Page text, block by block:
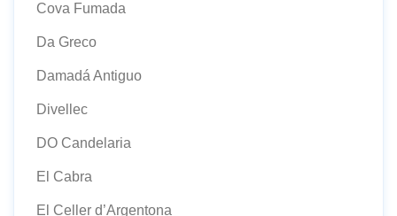
Cova Fumada
Da Greco
Damadá Antiguo
Divellec
DO Candelaria
El Cabra
El Celler d’Argentona